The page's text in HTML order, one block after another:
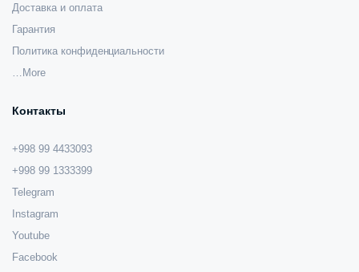
Доставка и оплата
Гарантия
Политика конфиденциальности
…More
Контакты
+998 99 4433093
+998 99 1333399
Telegram
Instagram
Youtube
Facebook